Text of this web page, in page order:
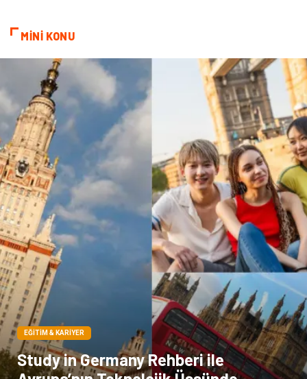
Kına Gecesi genel blog
Sigorta Veteriner
kadınlar ve takı sağlık
Spor Malzemeleri
MİNİ KONU
EĞITIM & KARIYER
Study in Germany Rehberi ile